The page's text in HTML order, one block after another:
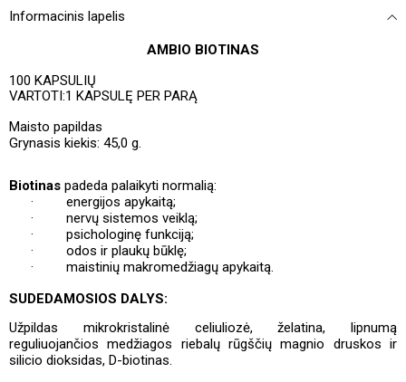
Informacinis lapelis
AMBIO BIOTINAS
100 KAPSULIŲ
VARTOTI:1 KAPSULĘ PER PARĄ
Maisto papildas
Grynasis kiekis: 45,0 g.
Biotinas padeda palaikyti normalią:
·
energijos apykaitą;
·
nervų sistemos veiklą;
·
psichologinę funkciją;
·
odos ir plaukų būklę;
·
maistinių makromedžiagų apykaitą.
SUDEDAMOSIOS DALYS:
Užpildas mikrokristalinė celiuliozė, želatina, lipnumą
reguliuojančios medžiagos riebalų rūgščių magnio druskos ir
silicio dioksidas, D-biotinas.